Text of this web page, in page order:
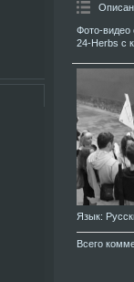
Фото-видео
24-Herbs с
Язык:
Всего